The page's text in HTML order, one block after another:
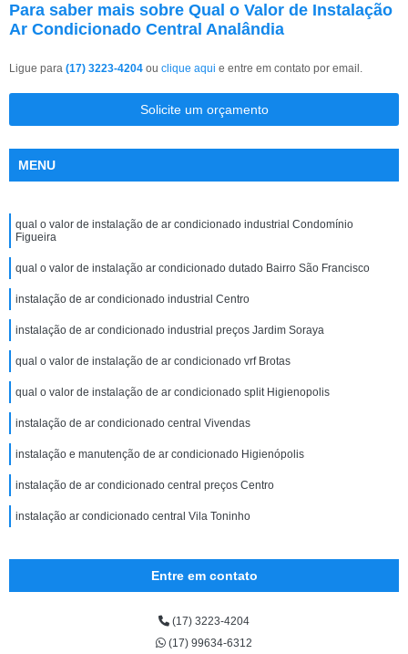
Para saber mais sobre Qual o Valor de Instalação
Ar Condicionado Central Analândia
Ligue para (17) 3223-4204 ou clique aqui e entre em contato por email.
Solicite um orçamento
MENU
qual o valor de instalação de ar condicionado industrial Condomínio
Figueira
qual o valor de instalação ar condicionado dutado Bairro São Francisco
instalação de ar condicionado industrial Centro
instalação de ar condicionado industrial preços Jardim Soraya
qual o valor de instalação de ar condicionado vrf Brotas
qual o valor de instalação de ar condicionado split Higienopolis
instalação de ar condicionado central Vivendas
instalação e manutenção de ar condicionado Higienópolis
instalação de ar condicionado central preços Centro
instalação ar condicionado central Vila Toninho
Entre em contato
(17) 3223-4204
(17) 99634-6312